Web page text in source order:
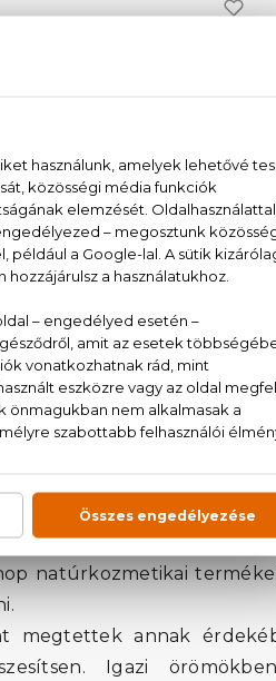
BIO
ORGANIC SHOP
Selyemfény kondicionáló
280 ml
1.430 Ft
gyengédséget? Békés
natúrkozmetikai
megtettek annak
Igazi